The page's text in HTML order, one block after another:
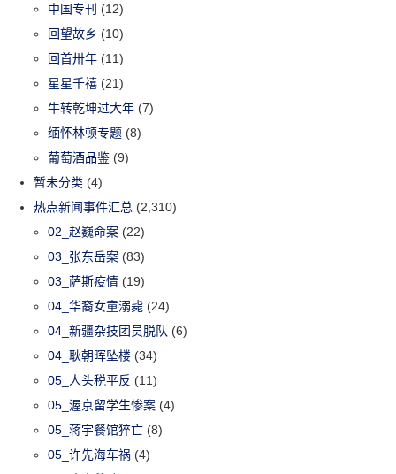
中国专刊 (12)
回望故乡 (10)
回首卅年 (11)
星星千禧 (21)
牛转乾坤过大年 (7)
缅怀林顿专题 (8)
葡萄酒品鉴 (9)
暂未分类 (4)
热点新闻事件汇总 (2,310)
02_赵巍命案 (22)
03_张东岳案 (83)
03_萨斯疫情 (19)
04_华裔女童溺毙 (24)
04_新疆杂技团员脱队 (6)
04_耿朝晖坠楼 (34)
05_人头税平反 (11)
05_渥京留学生惨案 (4)
05_蒋宇餐馆猝亡 (8)
05_许先海车祸 (4)